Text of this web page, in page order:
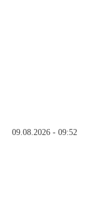
09.08.2026 - 09:52